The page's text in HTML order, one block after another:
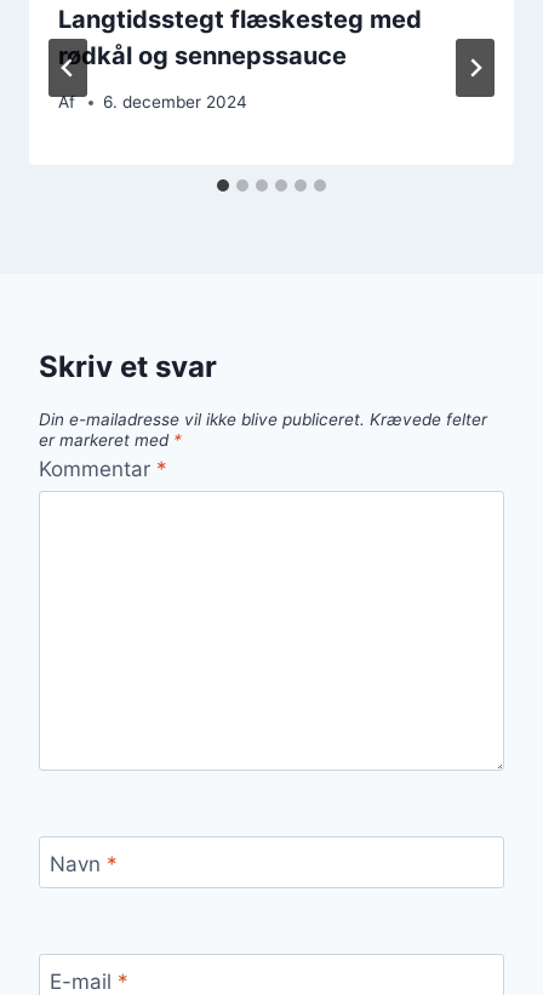
Langtidsstegt flæskesteg med
rødkål og sennepssauce
Af 6. december 2024
Skriv et svar
Din e-mailadresse vil ikke blive publiceret. Krævede felter
er markeret med *
Kommentar *
Navn *
E-mail *